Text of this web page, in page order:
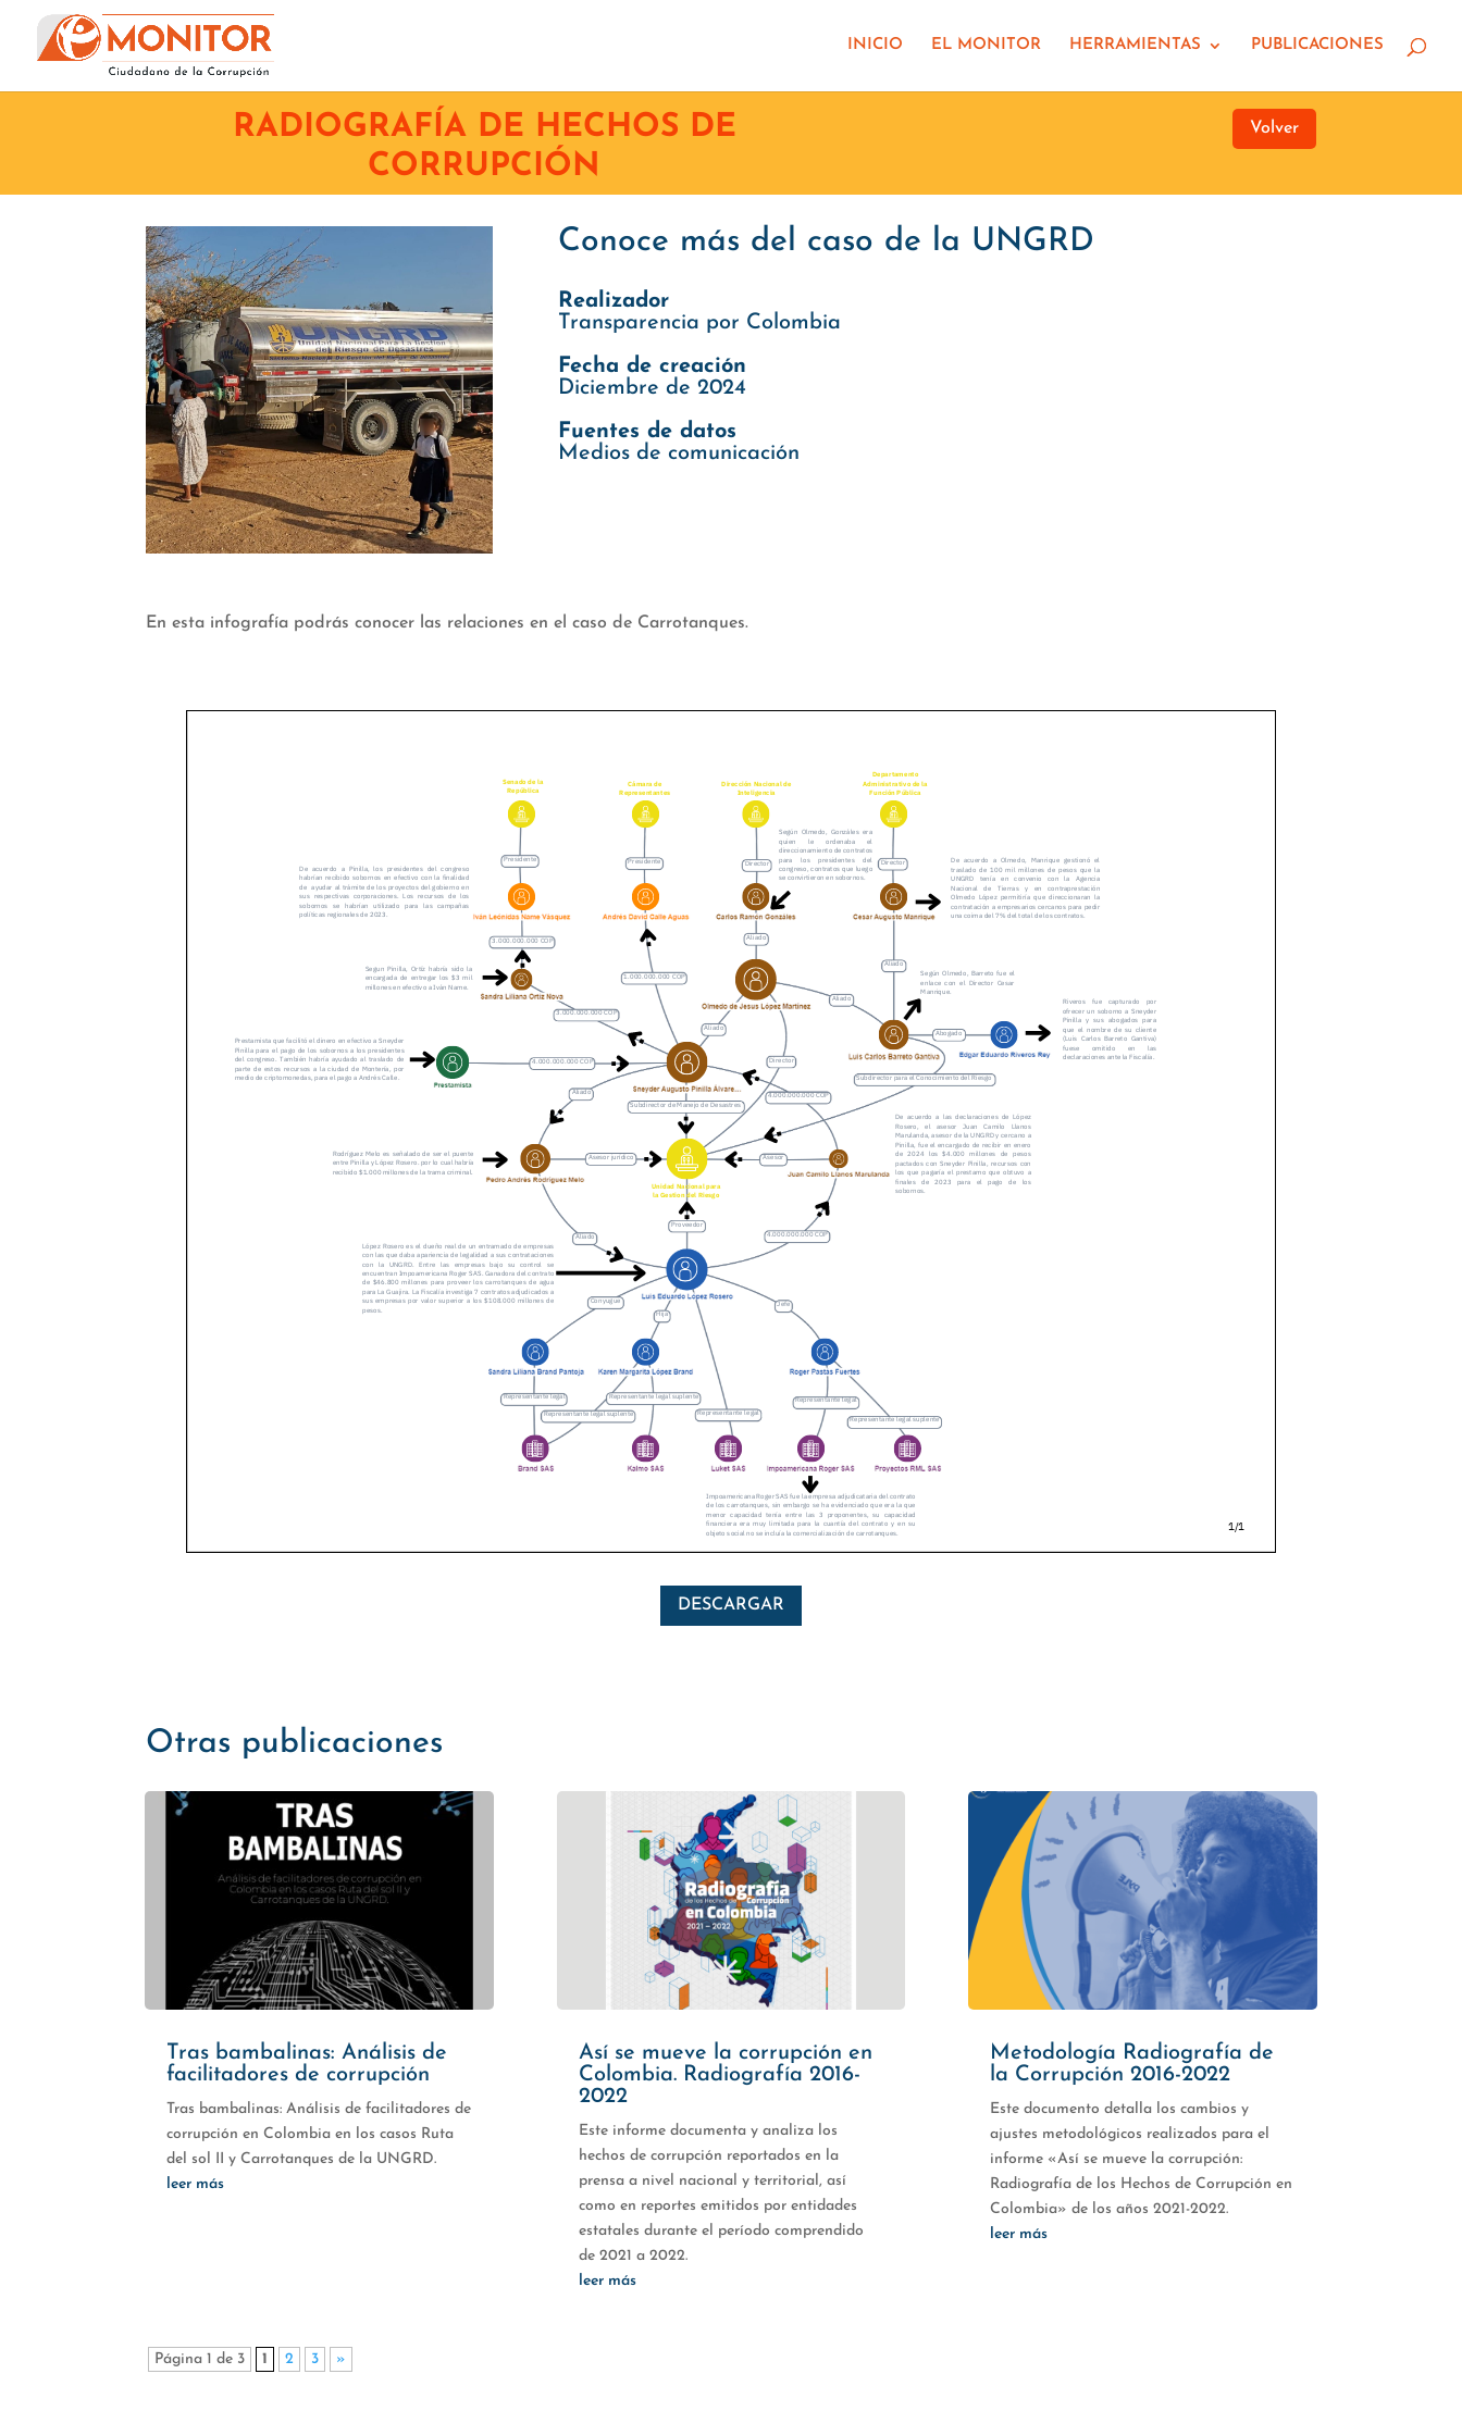
INICIO EL MONITOR HERRAMIENTAS PUBLICACIONES
RADIOGRAFÍA DE HECHOS DE
CORRUPCIÓN
Volver
Conoce más del caso de la UNGRD
Realizador
Transparencia por Colombia
Fecha de creación
Diciembre de 2024
Fuentes de datos
Medios de comunicación
En esta infografía podrás conocer las relaciones en el caso de Carrotanques.
DESCARGAR
Otras publicaciones
Tras bambalinas: Análisis de
facilitadores de corrupción
Tras bambalinas: Análisis de facilitadores de
corrupción en Colombia en los casos Ruta
del sol II y Carrotanques de la UNGRD.
leer más
Así se mueve la corrupción en
Colombia. Radiografía 2016-
2022
Este informe documenta y analiza los
hechos de corrupción reportados en la
prensa a nivel nacional y territorial, así
como en reportes emitidos por entidades
estatales durante el período comprendido
de 2021 a 2022.
leer más
Metodología Radiografía de
la Corrupción 2016-2022
Este documento detalla los cambios y
ajustes metodológicos realizados para el
informe «Así se mueve la corrupción:
Radiografía de los Hechos de Corrupción en
Colombia» de los años 2021-2022.
leer más
Página 1 de 3 1 2 3 »